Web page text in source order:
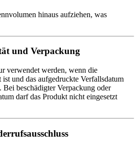
hinaus aufziehen, was
und Verpackung
verwendet werden, wenn die
und das aufgedruckte Verfallsdatum
beschädigter Verpackung oder
darf das Produkt nicht eingesetzt